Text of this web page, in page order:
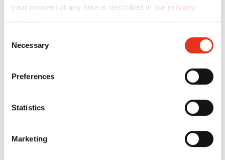
your consent at any time is described in our privacy
Selection
Necessary
Preferences
Statistics
Marketing
HSM
AF350 - 1,9
2112111 4026631076517